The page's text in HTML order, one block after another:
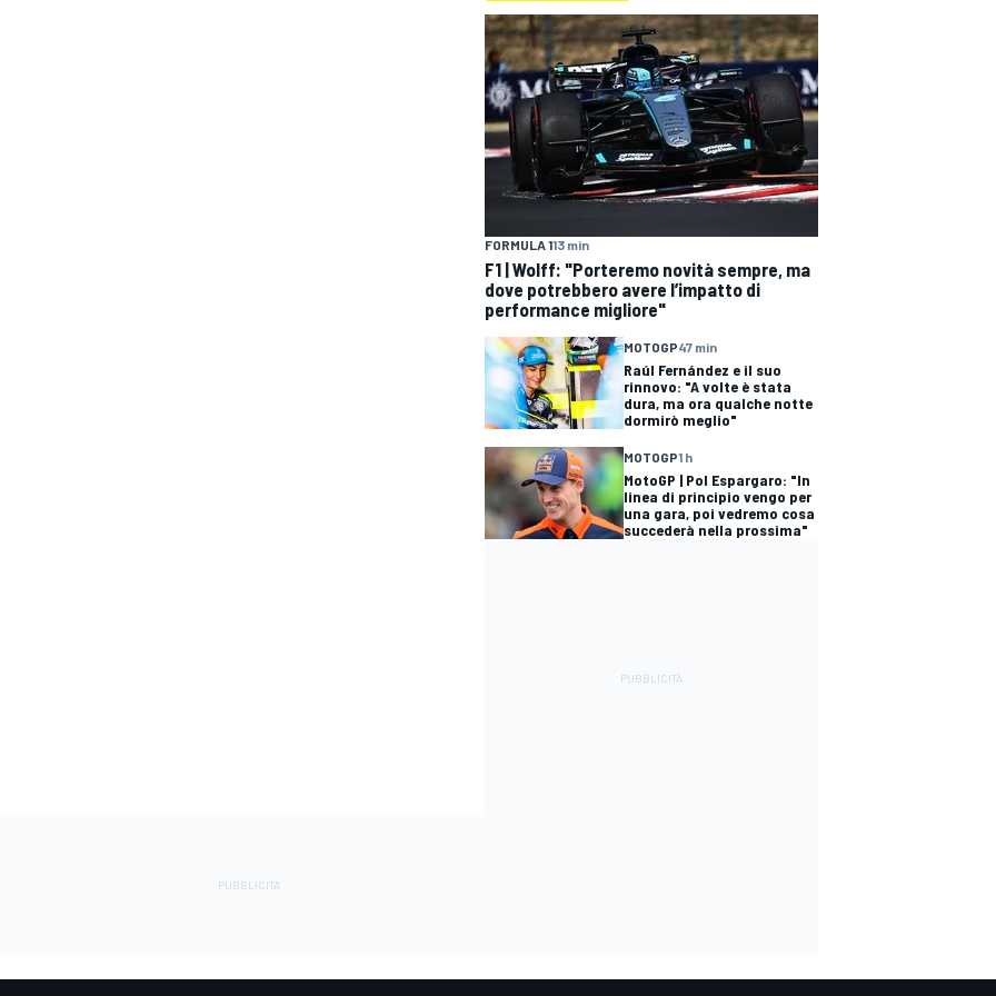
FORMULA 113 min
F1 | Wolff: "Porteremo novità sempre, ma
dove potrebbero avere l’impatto di
performance migliore"
MOTOGP47 min
Raúl Fernández e il suo
rinnovo: "A volte è stata
dura, ma ora qualche notte
dormirò meglio"
MOTOGP1 h
MotoGP | Pol Espargaro: "In
linea di principio vengo per
una gara, poi vedremo cosa
succederà nella prossima"